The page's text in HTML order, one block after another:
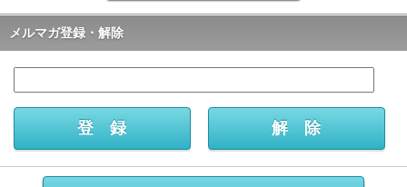
メルマガ登録・解除